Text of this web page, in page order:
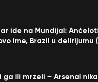
ide na Mundijal:
ime, Brazil u delirijumu
ga ili mrzeli – Arsenal